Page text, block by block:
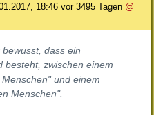
18:46 vor 3495 Tagen @
dass ein
besteht, zwischen einem
und einem
Menschen".